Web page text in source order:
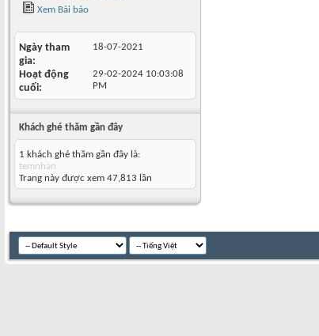
Xem Bài báo
Ngày tham
gia
18-07-2021
Hoạt động
cuối
29-02-2024 10:03:08
PM
Khách ghé thăm gần đây
1 khách ghé thăm gần đây là:
temnhan
Trang này được xem 47,813 lần